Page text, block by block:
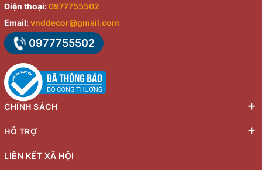
Điện thoại: 0977755502
Email:vnddecor@gmail.com
0977755502
CHÍNH SÁCH
HỖ TRỢ
LIÊN KẾT XÃ HỘI